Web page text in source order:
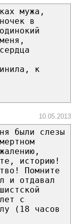
мужа,
в
к
10.05.2013
были слезы
историю!
Помните
и отдавал
с
(18 часов